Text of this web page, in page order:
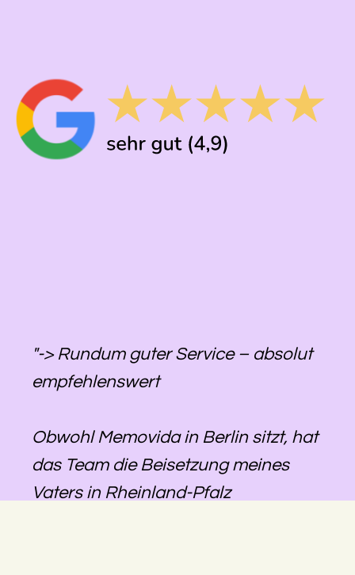
"-> Rundum guter Service – absolut
empfehlenswert
Obwohl Memovida in Berlin sitzt, hat
das Team die Beisetzung meines
Vaters in Rheinland-Pfalz